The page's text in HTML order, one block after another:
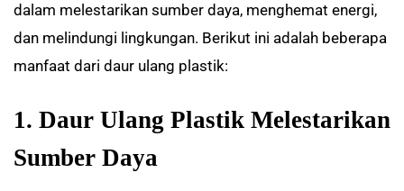
dalam melestarikan sumber daya, menghemat energi,
dan melindungi lingkungan. Berikut ini adalah beberapa
manfaat dari daur ulang plastik:
1. Daur Ulang Plastik Melestarikan
Sumber Daya